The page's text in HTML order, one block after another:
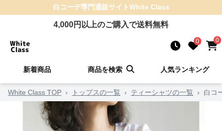
白コーデ専門通販サイトWhite Class
4,000円以上のご購入で送料無料
0 0
新着商品 商品を検索 人気ランキング
White Class TOP › トップスの一覧 › ティーシャツの一覧 › 白コ